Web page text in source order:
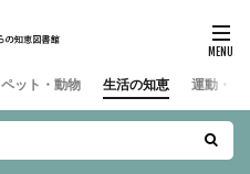
ペット・動物 生活の知恵 運動・ス